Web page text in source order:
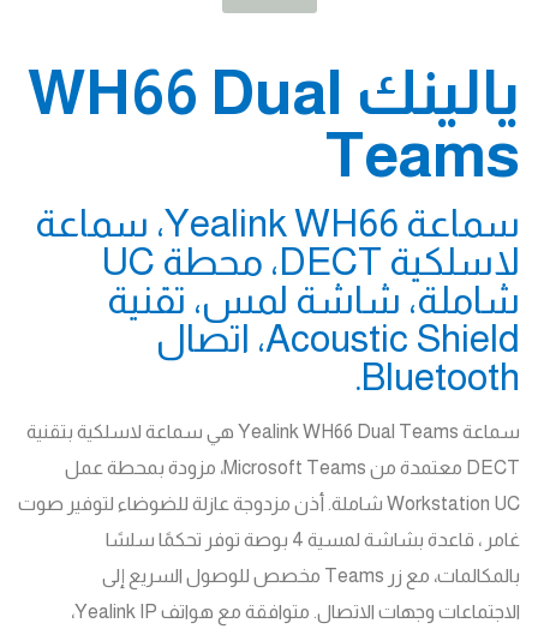
يالينك WH66 Dual
Teams
سماعة Yealink WH66، سماعة
لاسلكية DECT، محطة UC
شاملة، شاشة لمس، تقنية
Acoustic Shield، اتصال
Bluetooth.
سماعة Yealink WH66 Dual Teams هي سماعة لاسلكية بتقنية
DECT معتمدة من Microsoft Teams، مزودة بمحطة عمل
Workstation UC شاملة. أذن مزدوجة عازلة للضوضاء لتوفير صوت
غامر ، قاعدة بشاشة لمسية 4 بوصة توفر تحكمًا سلسًا
بالمكالمات، مع زر Teams مخصص للوصول السريع إلى
الاجتماعات وجهات الاتصال. متوافقة مع هواتف Yealink IP،